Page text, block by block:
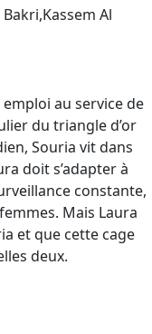
Al
au service de
du triangle d’or
Souria vit dans
doit s’adapter à
constante,
Mais Laura
et que cette cage
deux.